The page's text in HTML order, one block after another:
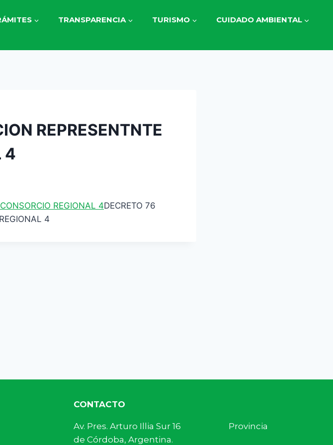
TRANSPARENCIA TURISMO
CUIDADO AMBIENTAL
REPRESENTNTE
4
REGIONAL 4DECRETO 76
4
CONTACTO
Av. Pres. Arturo Illia Sur 16 Provincia
de Córdoba, Argentina.